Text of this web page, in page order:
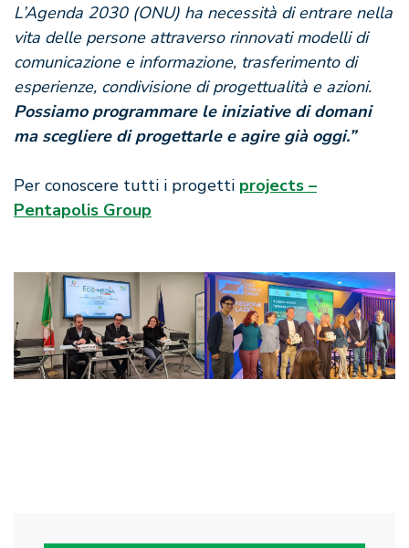
L’Agenda 2030 (ONU) ha necessità di entrare nella
vita delle persone attraverso rinnovati modelli di
comunicazione e informazione, trasferimento di
esperienze, condivisione di progettualità e azioni.
Possiamo programmare le iniziative di domani
ma scegliere di progettarle e agire già oggi.”
Per conoscere tutti i progetti projects –
Pentapolis Group